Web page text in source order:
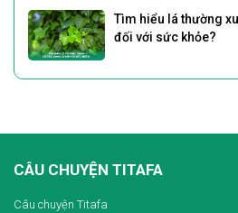
Tìm hiểu lá thường
đối với sức khỏe?
CÂU CHUYỆN TITAFA
Câu chuyện Titafa